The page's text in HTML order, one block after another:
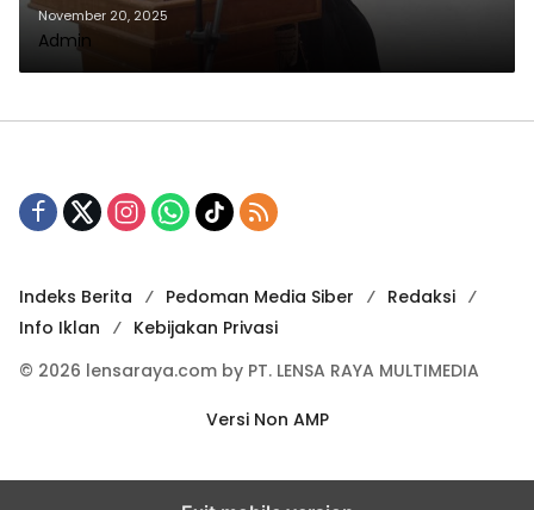
November 20, 2025
Admin
Indeks Berita Pedoman Media Siber
Redaksi
Info Iklan
Kebijakan Privasi
© 2026 lensaraya.com by PT. LENSA RAYA MULTIMEDIA
Versi Non AMP